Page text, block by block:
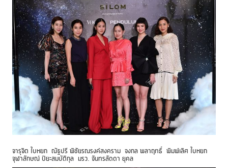
จารุจิต ใบหยก ณัฐปรี พิชัยรณรงค์สงคราม จงกล พลาฤทธิ์ พิมพ์เลิศ ใบหยก
จุฬาลักษณ์ ปิยะสมบัติกุล มรว. จันทรลัดดา ยุคล